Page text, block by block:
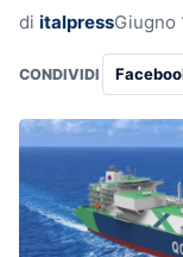
di italpressGiugno
CONDIVIDI